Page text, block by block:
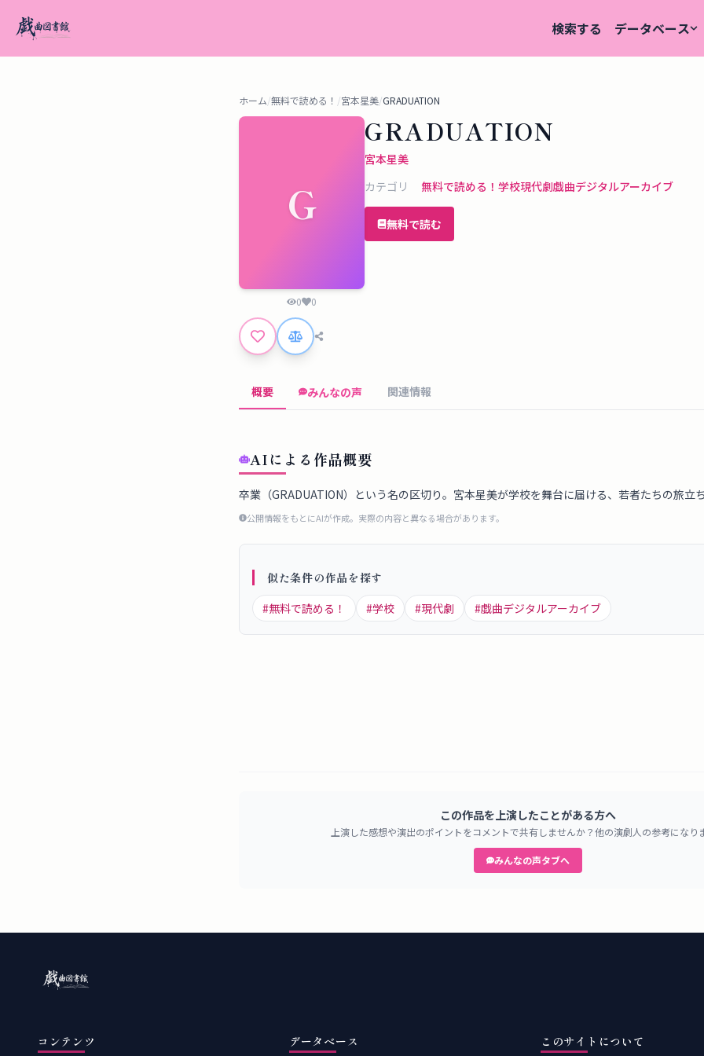
検索する データベース
ホーム/無料で読める！ /宮本星美/GRADUATION
G
0 0
GRADUATION
宮本星美
カテゴリ
無料で読める！ 学校現代劇戯曲デジタルアーカイブ
無料で読む
概要 みんなの声 関連情報
AIによる作品概要
卒業（GRADUATION）という名の区切り。宮本星美が学校を舞台に届ける、若者たちの旅立ち
公開情報をもとにAIが作成。実際の内容と異なる場合があります。
似た条件の作品を探す
#無料で読める！ #学校 #現代劇 #戯曲デジタルアーカイブ
この作品を上演したことがある方へ
上演した感想や演出のポイントをコメントで共有しませんか？他の演劇人の参考になりま
みんなの声タブへ
コンテンツ データベース このサイトについて